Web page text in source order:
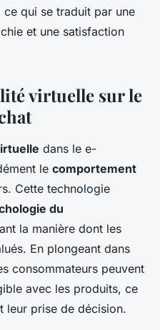
qui se traduit par une
et une satisfaction
virtuelle sur le
dans le e-
le comportement
Cette technologie
du
la manière dont les
En plongeant dans
consommateurs peuvent
avec les produits, ce
leur prise de décision.